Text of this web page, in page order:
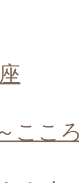
ここ